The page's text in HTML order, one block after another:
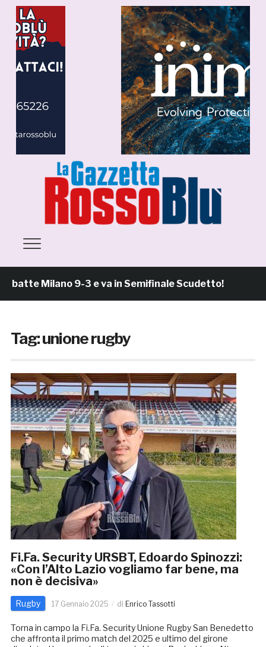
Milano 9-3 e va in Semifinale Scudetto! 4 ore fa
Tag:unione rugby
Fi.Fa. Security URSBT, Edoardo Spinozzi:
«Con l’Alto Lazio vogliamo far bene, ma
non è decisiva»
Rugby 17 Gennaio 2025 di Enrico Tassotti
Torna in campo la Fi.Fa. Security Unione Rugby San Benedetto
che affronta il primo match del 2025 e ultimo del girone